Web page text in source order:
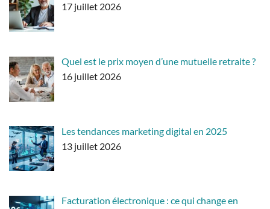
17 juillet 2026
Quel est le prix moyen d’une mutuelle retraite ?
16 juillet 2026
Les tendances marketing digital en 2025
13 juillet 2026
Facturation électronique : ce qui change en